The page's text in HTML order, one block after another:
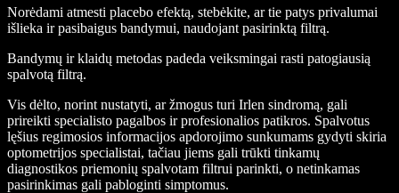
Norėdami atmesti placebo efektą, stebėkite, ar tie patys privalumai
išlieka ir pasibaigus bandymui, naudojant pasirinktą filtrą.
Bandymų ir klaidų metodas padeda veiksmingai rasti patogiausią
spalvotą filtrą.
Vis dėlto, norint nustatyti, ar žmogus turi Irlen sindromą, gali
prireikti specialisto pagalbos ir profesionalios patikros. Spalvotus
lęšius regimosios informacijos apdorojimo sunkumams gydyti skiria
optometrijos specialistai, tačiau jiems gali trūkti tinkamų
diagnostikos priemonių spalvotam filtrui parinkti, o netinkamas
pasirinkimas gali pabloginti simptomus.